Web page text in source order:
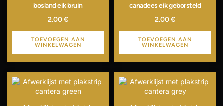
bosland eik bruin
2.00€
TOEVOEGEN AAN
WINKELWAGEN
canadees eik geborsteld
2.00€
TOEVOEGEN AAN
WINKELWAGEN